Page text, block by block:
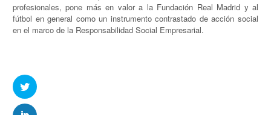
profesionales, pone más en valor a la Fundación Real Madrid y al
fútbol en general como un instrumento contrastado de acción social
en el marco de la Responsabilidad Social Empresarial.